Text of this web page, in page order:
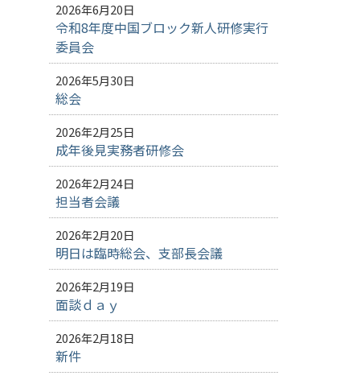
2026年6月20日
令和8年度中国ブロック新人研修実行
委員会
2026年5月30日
総会
2026年2月25日
成年後見実務者研修会
2026年2月24日
担当者会議
2026年2月20日
明日は臨時総会、支部長会議
2026年2月19日
面談ｄａｙ
2026年2月18日
新件